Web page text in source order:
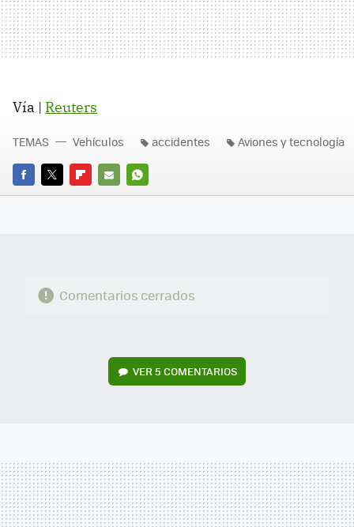
Vía | Reuters
FACEBOOK
TWITTERFLIPBOARD
E-
WHATSAPP
TEMAS Vehículos accidentes Aviones y tecnología
Comentarios cerrados
VER5 COMENTARIOS